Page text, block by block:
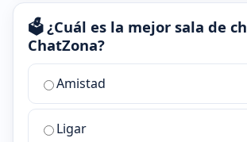
🗳️ ¿Cuál es la mejor sala de
ChatZona?
¿Cuál
la
mejor
Amistad
Ligar